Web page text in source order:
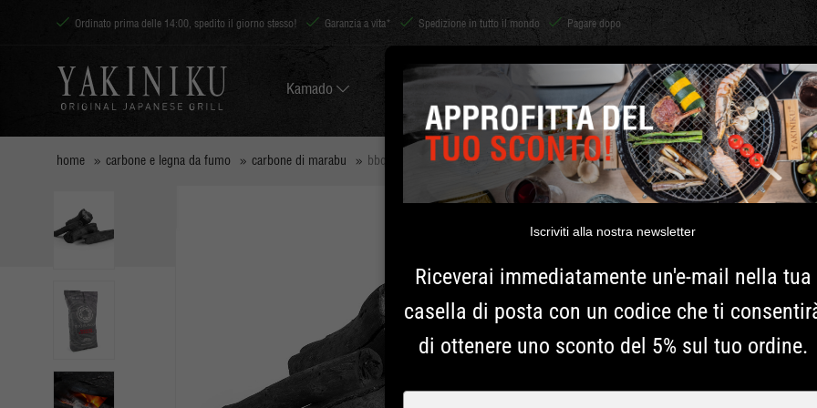
Ordinato prima delle 14:00, spedito il giorno stesso! Garanzia a vita* Spedizione in tutto il mondo Pagare dopo
Kamado ACCESSORI CARBONE E LEGNA ERBE ISPIRAZIONE
home carbone e legna da fumo carbone di marabu bbq flavour carbone marabu 10kg
BBQ
10KG
per il tuo barbecue
e sviluppa pochissimo
carbone Marabu non
Iscriviti alla nostra newsletter
Riceverai immediatamente un'e-mail nella tua
casella di posta con un codice che ti
di ottenere uno sconto del 5% sul tuo ordine.